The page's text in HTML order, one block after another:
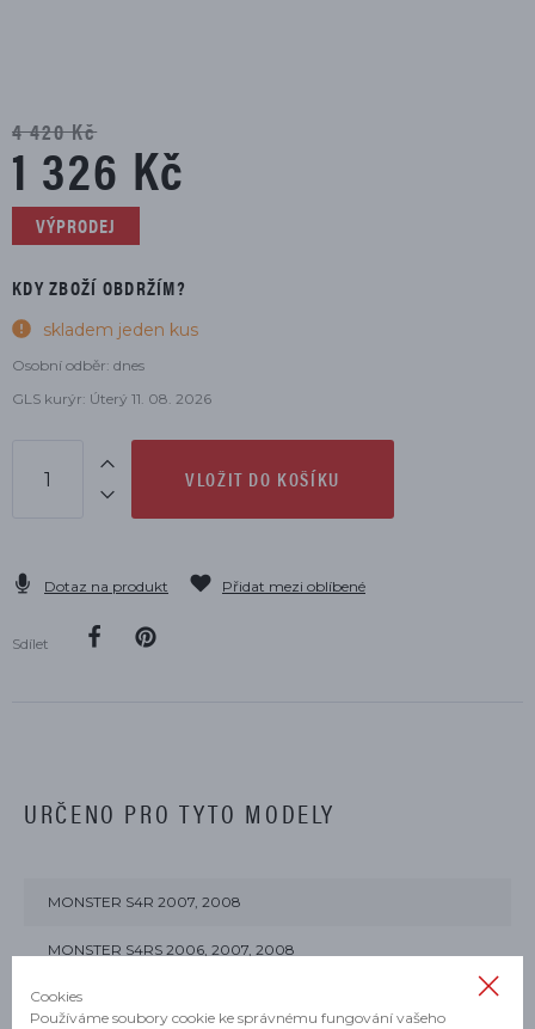
4 420 Kč
1 326 Kč
VÝPRODEJ
KDY ZBOŽÍ OBDRŽÍM?
skladem jeden kus
Osobní odběr: dnes
GLS kurýr: Úterý 11. 08. 2026
VLOŽIT DO KOŠÍKU
Dotaz na produkt Přidat mezi oblíbené
Sdílet
URČENO PRO TYTO MODELY
MONSTER S4R 2007, 2008
MONSTER S4RS 2006, 2007, 2008
MONSTER S4RS TRICOLORE 2008
Cookies
Používáme soubory cookie ke správnému fungování vašeho